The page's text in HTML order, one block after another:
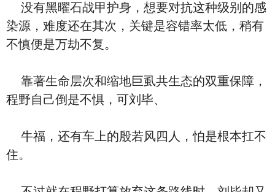
没有黑曜石战甲护身，想要对抗这种级别的感
染源，难度还在其次，关键是容错率太低，稍有
不慎便是万劫不复。
靠著生命层次和缩地巨虱共生态的双重保障，
程野自己倒是不惧，可刘毕、
牛福，还有车上的殷若风四人，怕是根本扛不
住。